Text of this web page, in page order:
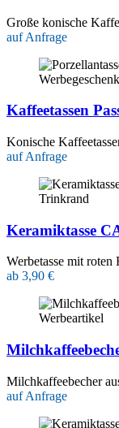
Große konische
auf Anfrage
Kaffeetassen
Konische
auf Anfrage
Keramiktasse
Werbetasse mit
ab 3,90 €
Milchkaffeebecher
auf Anfrage